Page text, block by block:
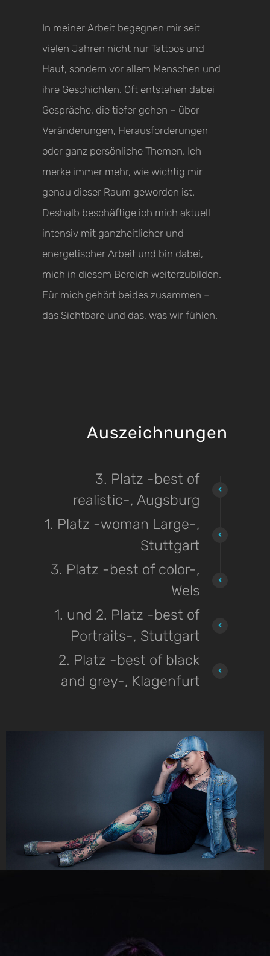
In meiner Arbeit begegnen mir seit
vielen Jahren nicht nur Tattoos und
Haut, sondern vor allem Menschen und
ihre Geschichten. Oft entstehen dabei
Gespräche, die tiefer gehen – über
Veränderungen, Herausforderungen
oder ganz persönliche Themen. Ich
merke immer mehr, wie wichtig mir
genau dieser Raum geworden ist.
Deshalb beschäftige ich mich aktuell
intensiv mit ganzheitlicher und
energetischer Arbeit und bin dabei,
mich in diesem Bereich weiterzubilden.
Für mich gehört beides zusammen –
das Sichtbare und das, was wir fühlen.
Auszeichnungen
3. Platz -best of
realistic-, Augsburg
1. Platz -woman Large-,
Stuttgart
3. Platz -best of color-,
Wels
1. und 2. Platz -best of
Portraits-, Stuttgart
2. Platz -best of black
and grey-, Klagenfurt